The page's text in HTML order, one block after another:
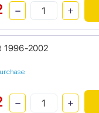
1996-2002